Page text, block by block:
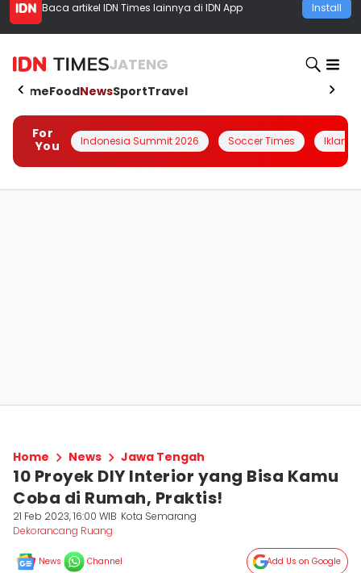
Baca artikel IDN Times lainnya di IDN App Install
JATENG
HomeFoodNewsSportTravel
For
You
Indonesia Summit 2026 Soccer Times Iklanin
Home News Jawa Tengah
10 Proyek DIY Interior yang Bisa Kamu
Coba di Rumah, Praktis!
21 Feb 2023, 16:00 WIB Kota Semarang
Dekorancang Ruang
News Channel Add Us on Google